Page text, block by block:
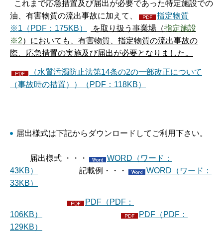
これまで応急措置及び届出が必要であった特定施設での
油、有害物質の流出事故に加えて、
指定物質
※1（PDF：175KB）
を取り扱う事業場（指定施設
※2）においても、有害物質、指定物質の流出事故の
際、応急措置の実施及び届出が必要となりました。
（水質汚濁防止法第14条の2の一部改正について
（事故時の措置））（PDF：118KB）
届出様式は下記からダウンロードしてご利用下さい。
届出様式 ・・・
WORD（ワード：
43KB）
記載例・・・
WORD（ワード：
33KB）
PDF（PDF：
106KB）
PDF（PDF：
129KB）